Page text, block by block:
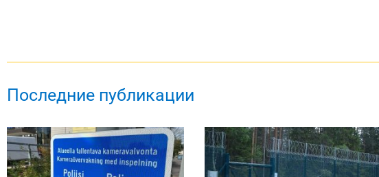
Последние публикации